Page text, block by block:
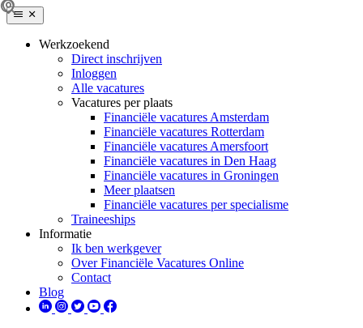
Werkzoekend
Direct inschrijven
Inloggen
Alle vacatures
Vacatures per plaats
Financiële vacatures Amsterdam
Financiële vacatures Rotterdam
Financiële vacatures Amersfoort
Financiële vacatures in Den Haag
Financiële vacatures in Groningen
Meer plaatsen
Financiële vacatures per specialisme
Traineeships
Informatie
Ik ben werkgever
Over Financiële Vacatures Online
Contact
Blog